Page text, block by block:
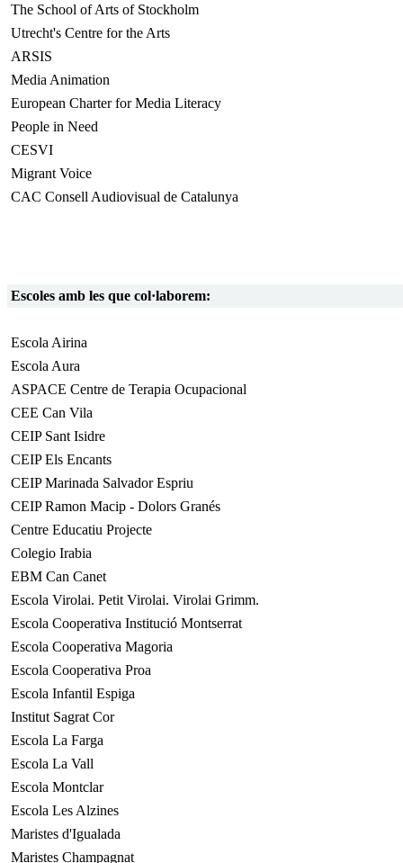
The School of Arts of Stockholm
Utrecht's Centre for the Arts
ARSIS
Media Animation
European Charter for Media Literacy
People in Need
CESVI
Migrant Voice
CAC Consell Audiovisual de Catalunya
Escoles amb les que col·laborem:
Escola Airina
Escola Aura
ASPACE Centre de Terapia Ocupacional
CEE Can Vila
CEIP Sant Isidre
CEIP Els Encants
CEIP Marinada Salvador Espriu
CEIP Ramon Macip - Dolors Granés
Centre Educatiu Projecte
Colegio Irabia
EBM Can Canet
Escola Virolai. Petit Virolai. Virolai Grimm.
Escola Cooperativa Institució Montserrat
Escola Cooperativa Magoria
Escola Cooperativa Proa
Escola Infantil Espiga
Institut Sagrat Cor
Escola La Farga
Escola La Vall
Escola Montclar
Escola Les Alzines
Maristes d'Igualada
Maristes Champagnat